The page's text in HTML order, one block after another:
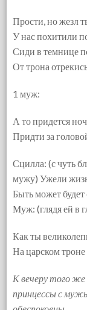
Прости, но жезл
У нас похитили
Сиди в темнице
От трона
1 муж:
А то придется
Придти за
Сцилла: (с чуть
мужу) Ужели
Быть может будет
Муж: (глядя ей в
Как ты
На царском троне
К вечеру того же
принцессы с